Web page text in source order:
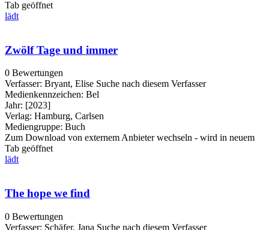
Tab geöffnet
lädt
Zwölf Tage und immer
0 Bewertungen
Verfasser: Bryant, Elise Suche nach diesem Verfasser
Medienkennzeichen: Bel
Jahr: [2023]
Verlag: Hamburg, Carlsen
Mediengruppe: Buch
Zum Download von externem Anbieter wechseln - wird in neuem
Tab geöffnet
lädt
The hope we find
0 Bewertungen
Verfasser: Schäfer, Jana Suche nach diesem Verfasser